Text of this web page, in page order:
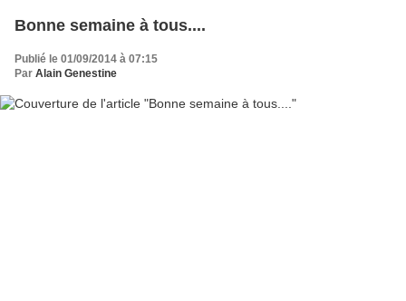
Bonne semaine à tous....
Publié le 01/09/2014 à 07:15
Par Alain Genestine